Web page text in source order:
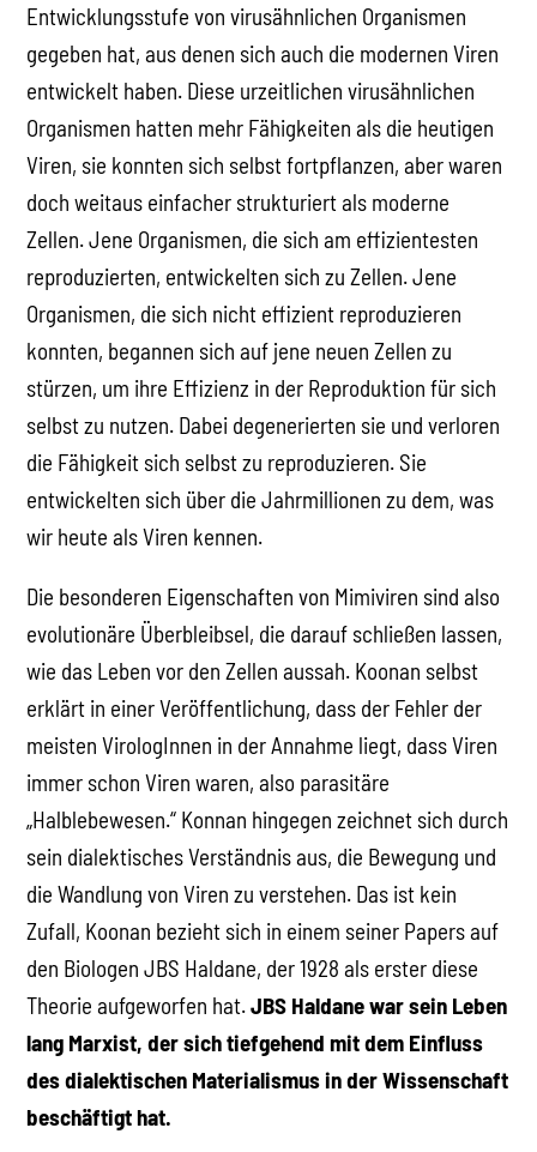
Entwicklungsstufe von virusähnlichen Organismen
gegeben hat, aus denen sich auch die modernen Viren
entwickelt haben. Diese urzeitlichen virusähnlichen
Organismen hatten mehr Fähigkeiten als die heutigen
Viren, sie konnten sich selbst fortpflanzen, aber waren
doch weitaus einfacher strukturiert als moderne
Zellen. Jene Organismen, die sich am effizientesten
reproduzierten, entwickelten sich zu Zellen. Jene
Organismen, die sich nicht effizient reproduzieren
konnten, begannen sich auf jene neuen Zellen zu
stürzen, um ihre Effizienz in der Reproduktion für sich
selbst zu nutzen. Dabei degenerierten sie und verloren
die Fähigkeit sich selbst zu reproduzieren. Sie
entwickelten sich über die Jahrmillionen zu dem, was
wir heute als Viren kennen.
Die besonderen Eigenschaften von Mimiviren sind also
evolutionäre Überbleibsel, die darauf schließen lassen,
wie das Leben vor den Zellen aussah. Koonan selbst
erklärt in einer Veröffentlichung, dass der Fehler der
meisten VirologInnen in der Annahme liegt, dass Viren
immer schon Viren waren, also parasitäre
„Halblebewesen.“ Konnan hingegen zeichnet sich durch
sein dialektisches Verständnis aus, die Bewegung und
die Wandlung von Viren zu verstehen. Das ist kein
Zufall, Koonan bezieht sich in einem seiner Papers auf
den Biologen JBS Haldane, der 1928 als erster diese
Theorie aufgeworfen hat.JBS Haldane war sein Leben
lang Marxist, der sich tiefgehend mit dem Einfluss
des dialektischen Materialismus in der Wissenschaft
beschäftigt hat.